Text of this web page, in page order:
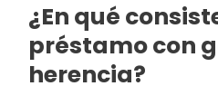
¿En qué
préstamo con
herencia?